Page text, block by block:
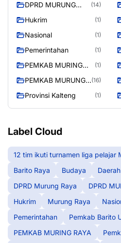
DPRD MURUNG
(14)
Hukrim (1)
Nasional (1)
Pemerintahan (1)
PEMKAB MURING
(1)
PEMKAB MURUNG
(16)
Provinsi Kalteng (1)
Label Cloud
12 tim ikuti turnamen liga pelajar
Barito Raya
Budaya Daerah
DPRD Murung Raya
DPRD
Hukrim
Murung Raya
Pemerintahan
Pemkab Barito
PEMKAB MURING RAYA